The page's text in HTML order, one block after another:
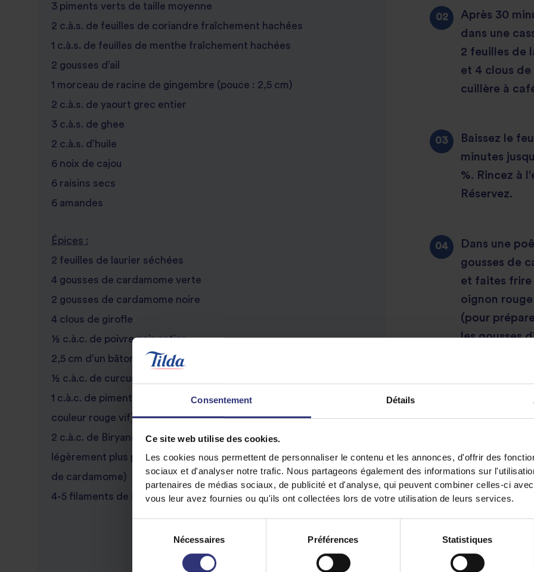
Consentement Détails
Ce site web utilise des cookies.
Les cookies nous permettent de personnaliser le contenu et les annonces, d'offrir des
sociaux et d'analyser notre trafic. Nous partageons également des informations sur
partenaires de médias sociaux, de publicité et d'analyse, qui peuvent combiner celles-ci
vous leur avez fournies ou qu'ils ont collectées lors de votre utilisation de leurs services.
consentement
Nécessaires Préférences Statistiques
3 piments verts de taille moyenne
2 c.à.s. de feuilles de coriandre fraîchement hachées
1 c.à.s. de feuilles de menthe fraîchement hachées
2 gousses d’ail
1 morceau de racine de gingembre (pouce : 2,5 cm)
2 c.à.s. de yaourt grec entier
3 c.à.s. de ghee
2 c.à.s. d’huile
6 noix de cajou
6 raisins secs
6 amandes
Épices :
2 feuilles de laurier séchées
4 gousses de cardamome verte
2 gousses de cardamome noire
4 clous de girofle
½ c.à.c. de poivre noir entier
2,5 cm d’un bâton de cannelle, coupé en petits morceaux
½ c.à.c. de curcuma en poudre
1 c.à.c. de piment rouge en poudre (variété du Cachemire pour une
couleur rouge vif)
2 c.à.c. de Biryani Masala (similaire au Garam Masala, mais au goût
légèrement plus prononcé en raison de la présence de cannelle et
de cardamome)
4-5 filaments de safran
Après 30
dans une
2 feuilles de
et 4 clous
cuillère à
Baissez le
minutes
%. Rincez à
Réservez.
Dans une
gousses de
et faites frire
oignon
(pour
les gousses
Dans la
Cette
donc pas
les sauter à
minutes.
brins de
effet "pulled
Ajoutez